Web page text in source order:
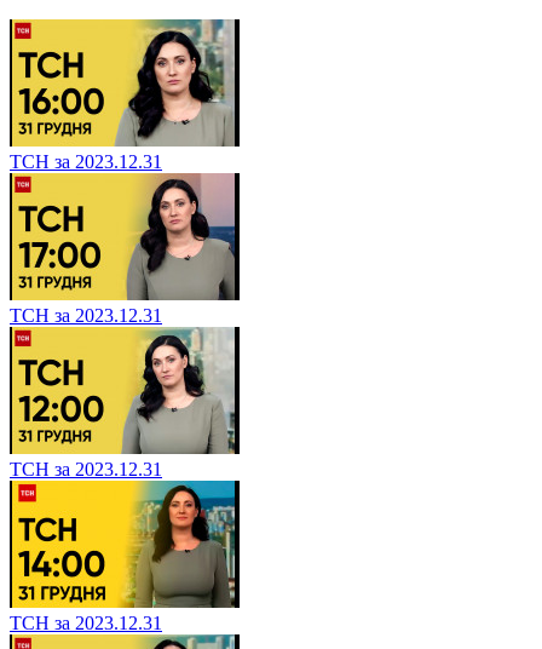
ТСН за 2023.12.31
ТСН за 2023.12.31
ТСН за 2023.12.31
ТСН за 2023.12.31